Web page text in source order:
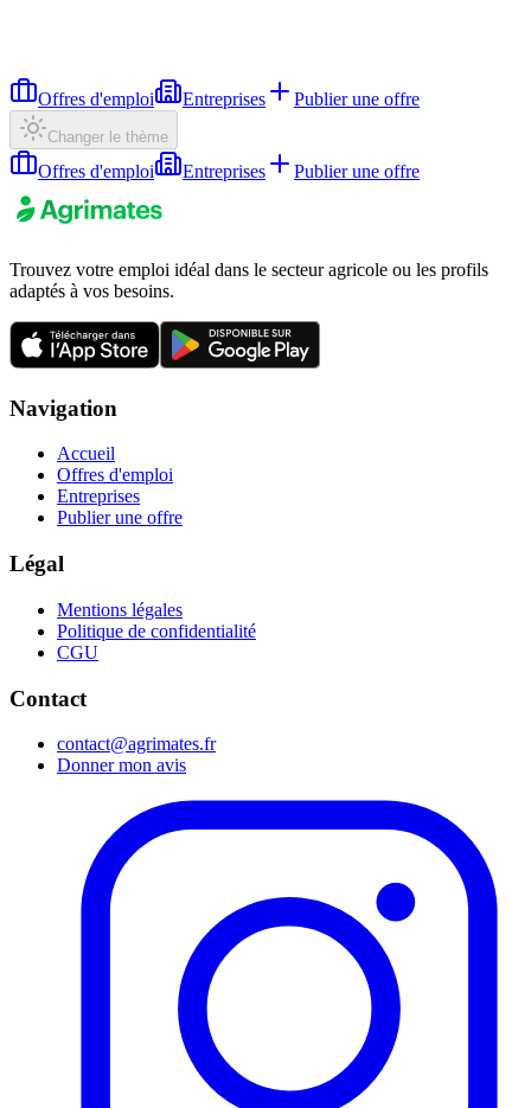
Offres d'emploi Entreprises Publier une offre
Changer le thème
Offres d'emploi Entreprises Publier une offre
Trouvez votre emploi idéal dans le secteur agricole ou les profils
adaptés à vos besoins.
Navigation
Accueil
Offres d'emploi
Entreprises
Publier une offre
Légal
Mentions légales
Politique de confidentialité
CGU
Contact
contact@agrimates.fr
Donner mon avis